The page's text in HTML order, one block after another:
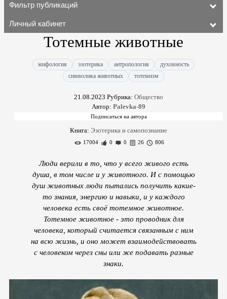
Фильтр публикаций
Личный кабинет
Тотемные животные
мифология эзотерика антропология
духовность
символика животных
тотемизм
21.08.2023 Рубрика: Общество
Автор: Palevka-89
Книга: Эзотерика и самопознание
17004 0 0 26 806
Люди верили в то, что у всего живого есть
душа, в том числе и у животного. И с помощью
душ животных люди пытались получить какие-
то знания, энергию и навыки, и у каждого
человека есть своё тотемное животное.
Тотемное животное - это проводник для
человека, который считается связанным с ним
на всю жизнь, и оно может взаимодействовать
с человеком через сны или же подавать разные
знаки.